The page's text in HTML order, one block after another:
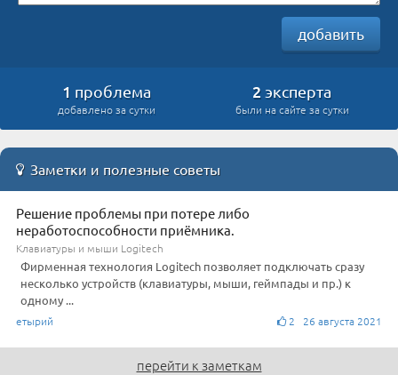
добавить
1 проблема
добавлено за сутки
2 эксперта
были на сайте за сутки
Заметки и полезные советы
Решение проблемы при потере либо
неработоспособности приёмника.
Клавиатуры и мыши Logitech
Фирменная технология Logitech позволяет подключать сразу
несколько устройств (клавиатуры, мыши, геймпады и пр.) к
одному ...
етырий 2 26 августа 2021
перейти к заметкам